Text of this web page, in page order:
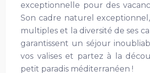
exceptionnelle pour des
Son cadre naturel
multiples et la diversité de ses
garantissent un séjour
vos valises et partez à la
petit paradis méditerranéen !